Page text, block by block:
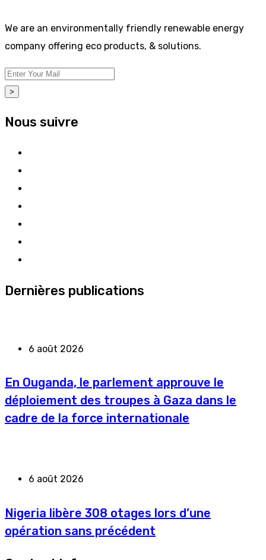
We are an environmentally friendly renewable energy
company offering eco products, & solutions.
>
Nous suivre
Dernières publications
6 août 2026
En Ouganda, le parlement approuve le
déploiement des troupes à Gaza dans le
cadre de la force internationale
6 août 2026
Nigeria libère 308 otages lors d’une
opération sans précédent